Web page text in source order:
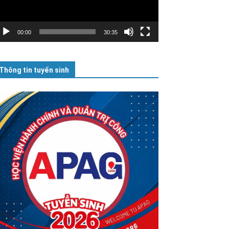
00:00 30:35
Thông tin tuyển sinh